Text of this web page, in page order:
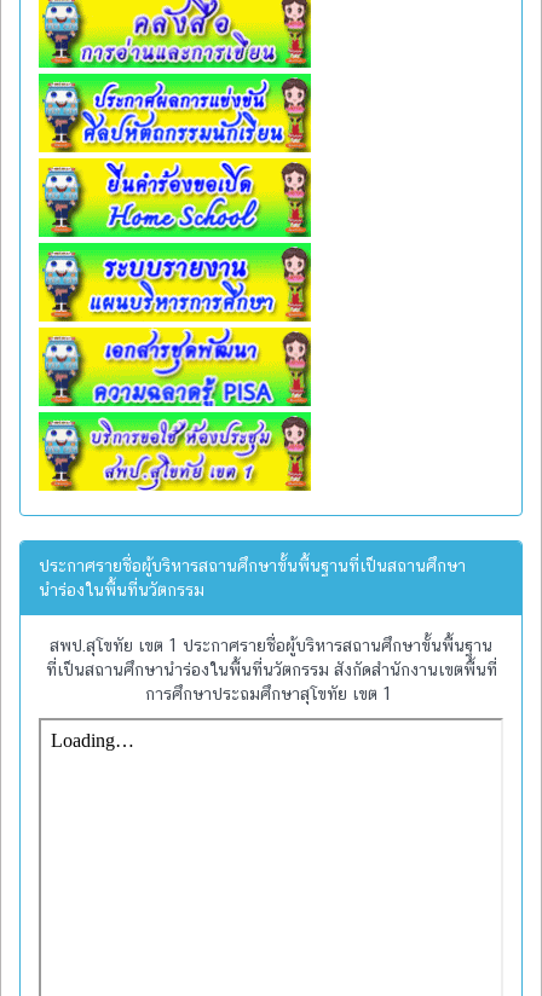
ประกาศรายชื่อผู้บริหารสถานศึกษาขั้นพื้นฐานที่เป็นสถานศึกษา
นำร่องในพื้นที่นวัตกรรม
สพป.สุโขทัย เขต 1 ประกาศรายชื่อผู้บริหารสถานศึกษาขั้นพื้นฐาน
ที่เป็นสถานศึกษานำร่องในพื้นที่นวัตกรรม สังกัดสำนักงานเขตพื้นที่
การศึกษาประถมศึกษาสุโขทัย เขต 1